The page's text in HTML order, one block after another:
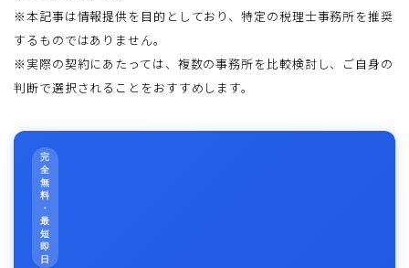
※本記事は情報提供を目的としており、特定の税理士事務所を推奨
するものではありません。
※実際の契約にあたっては、複数の事務所を比較検討し、ご自身の
判断で選択されることをおすすめします。
完
全
無
料
・
最
短
即
日